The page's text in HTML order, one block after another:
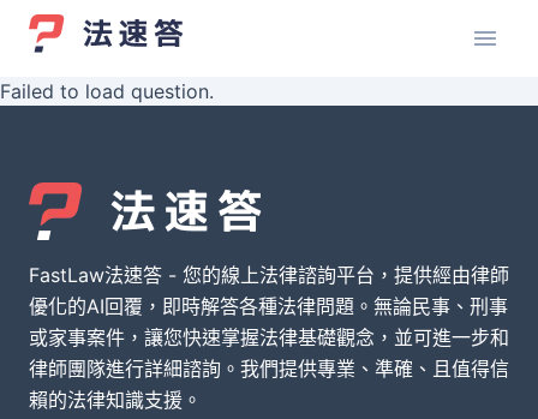
Failed to load question.
FastLaw法速答 - 您的線上法律諮詢平台，提供經由律師
優化的AI回覆，即時解答各種法律問題。無論民事、刑事
或家事案件，讓您快速掌握法律基礎觀念，並可進一步和
律師團隊進行詳細諮詢。我們提供專業、準確、且值得信
賴的法律知識支援。